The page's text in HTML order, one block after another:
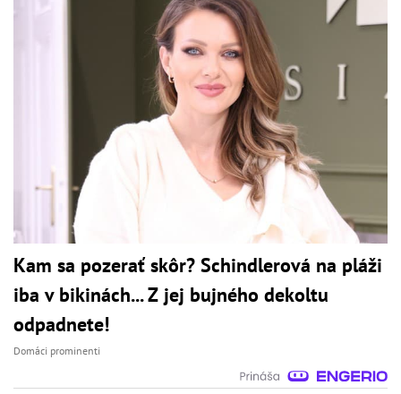
Kam sa pozerať skôr? Schindlerová na pláži
iba v bikinách... Z jej bujného dekoltu
odpadnete!
Domáci prominenti